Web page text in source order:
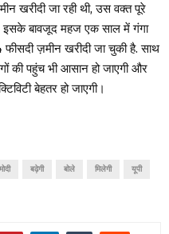
खरीदी जा रही थी, उस वक्त पूरे
इसके बावजूद महज एक साल में गंगा
ज़मीन खरीदी जा चुकी है. साथ
की पहुंच भी आसान हो जाएगी और
बेहतर हो जाएगी।
बढ़ेगी बोले मिलेगी यूपी